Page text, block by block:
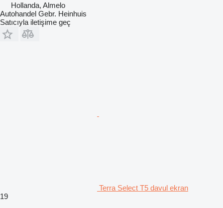
Hollanda, Almelo
Autohandel Gebr. Heinhuis
Satıcıyla iletişime geç
Terra Select T5 davul ekran
19